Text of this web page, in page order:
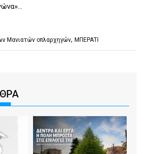
Μανιατών οπλαρχηγών,ΜΠΕΡΑΤΙ